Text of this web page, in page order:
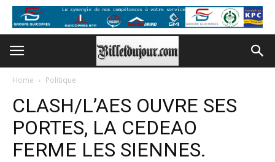
Home Politique
CLASH/L’AES OUVRE SES
PORTES, LA CEDEAO
FERME LES SIENNES.